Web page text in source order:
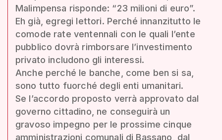
Malimpensa risponde: “23 milioni di euro”.
Eh già, egregi lettori. Perché innanzitutto le
comode rate ventennali con le quali l’ente
pubblico dovrà rimborsare l’investimento
privato includono gli interessi.
Anche perché le banche, come ben si sa,
sono tutto fuorché degli enti umanitari.
Se l’accordo proposto verrà approvato dal
governo cittadino, ne conseguirà un
gravoso impegno per le prossime cinque
amministrazioni comunali di Bassano, dal